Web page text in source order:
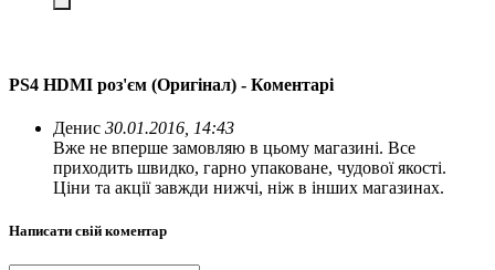
PS4 HDMI роз'єм (Оригінал) - Коментарі
Денис 30.01.2016, 14:43
Вже не вперше замовляю в цьому магазині. Все
приходить швидко, гарно упаковане, чудової якості.
Ціни та акції завжди нижчі, ніж в інших магазинах.
Написати свій коментар